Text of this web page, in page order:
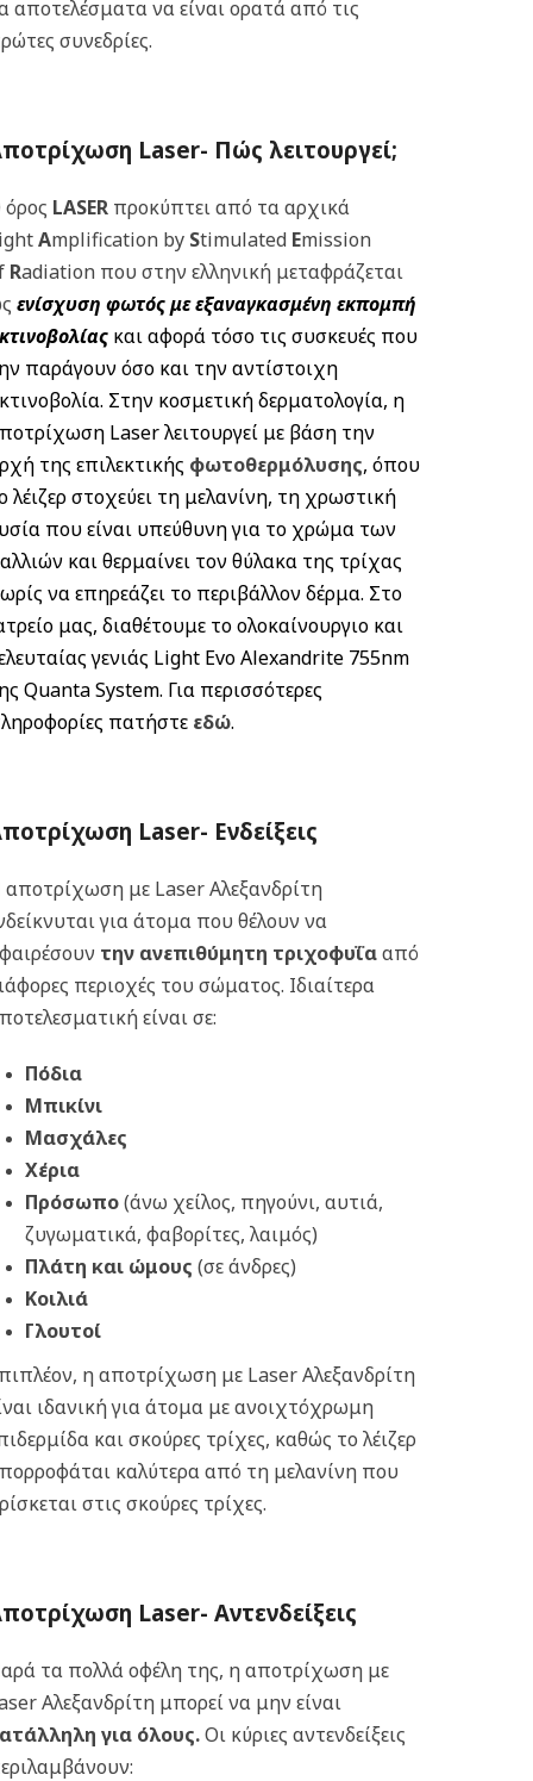
αποτελέσματα να είναι ορατά από τις
συνεδρίες.
Laser- Πώς λειτουργεί;
LASER προκύπτει από τα αρχικά
ightAmplification by Stimulated Emission
Radiation που στην ελληνική μεταφράζεται
ενίσχυση φωτός με εξαναγκασμένη εκπομπή
και αφορά τόσο τις συσκευές που
παράγουν όσο και την αντίστοιχη
Στην κοσμετική δερματολογία, η
Laser λειτουργεί με βάση την
της επιλεκτικής φωτοθερμόλυσης, όπου
λέιζερ στοχεύει τη μελανίνη, τη χρωστική
που είναι υπεύθυνη για το χρώμα των
και θερμαίνει τον θύλακα της τρίχας
να επηρεάζει το περιβάλλον δέρμα. Στο
μας, διαθέτουμε το ολοκαίνουργιο και
γενιάς Light Evo Alexandrite 755nm
Quanta System. Για περισσότερες
πατήστε εδώ.
Laser- Ενδείξεις
αποτρίχωση με Laser Αλεξανδρίτη
για άτομα που θέλουν να
την ανεπιθύμητη τριχοφυΐααπό
περιοχές του σώματος. Ιδιαίτερα
είναι σε:
Πόδια
Μπικίνι
Μασχάλες
Χέρια
Πρόσωπο(άνω χείλος, πηγούνι, αυτιά,
ζυγωματικά, φαβορίτες, λαιμός)
Πλάτη και ώμους (σε άνδρες)
Κοιλιά
Γλουτοί
η αποτρίχωση με Laser Αλεξανδρίτη
ιδανική για άτομα με ανοιχτόχρωμη
και σκούρες τρίχες, καθώς το λέιζερ
καλύτερα από τη μελανίνη που
στις σκούρες τρίχες.
Laser-Αντενδείξεις
τα πολλά οφέλη της, η αποτρίχωση με
Αλεξανδρίτη μπορεί να μην είναι
για όλους.Οι κύριες αντενδείξεις